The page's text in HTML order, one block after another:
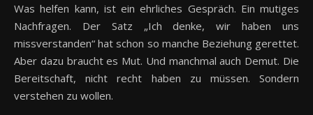
Was helfen kann, ist ein ehrliches Gespräch. Ein mutiges
Nachfragen. Der Satz „Ich denke, wir haben uns
missverstanden“ hat schon so manche Beziehung gerettet.
Aber dazu braucht es Mut. Und manchmal auch Demut. Die
Bereitschaft, nicht recht haben zu müssen. Sondern
verstehen zu wollen.